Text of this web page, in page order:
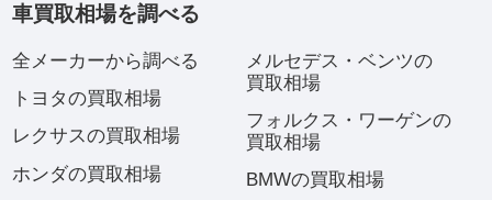
車買取相場を調べる
全メーカーから調べる
トヨタの買取相場
レクサスの買取相場
ホンダの買取相場
メルセデス・ベンツの
買取相場
フォルクス・ワーゲンの
買取相場
BMWの買取相場